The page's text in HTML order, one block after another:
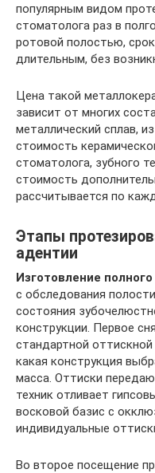
популярным видом
стоматолога раз в
ротовой полостью,
длительным, без
Цена такой
зависит от многих
металлический сплав,
стоимость
стоматолога, зубного
стоимость
рассчитывается по
Этапы
адентии
Изготовление
с обследования
состояния
конструкции. Первое
стандартной
какая конструкция
масса. Оттиски
техник отливает
восковой базис с
индивидуальные
Во второе посещение